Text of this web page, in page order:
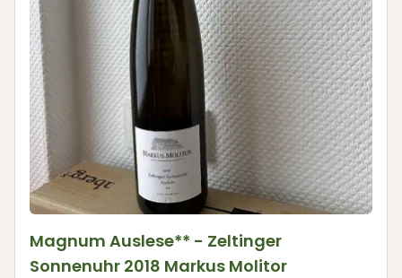
Magnum Auslese** - Zeltinger
Sonnenuhr 2018 Markus Molitor